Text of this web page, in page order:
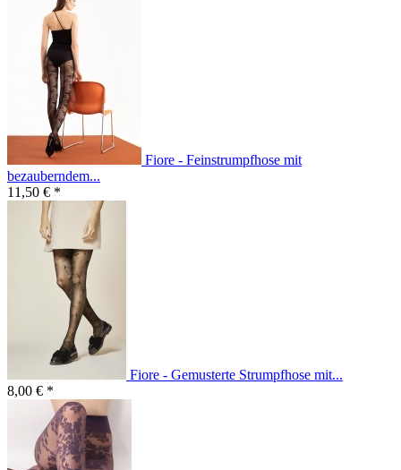
Fiore - Feinstrumpfhose mit
bezauberndem...
11,50 € *
Fiore - Gemusterte Strumpfhose mit...
8,00 € *